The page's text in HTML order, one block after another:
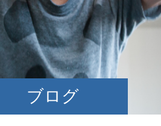
ブログ